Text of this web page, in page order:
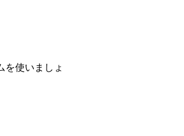
を使いましょ